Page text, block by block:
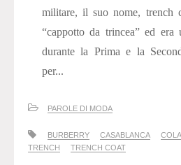
militare, il suo nome, trench
“cappotto da trincea” ed era
durante la Prima e la
per...
PAROLE DI MODA
BURBERRY CASABLANCA
TRENCH
TRENCH COAT